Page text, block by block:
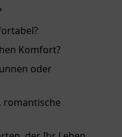
Komfort?
oder
romantische